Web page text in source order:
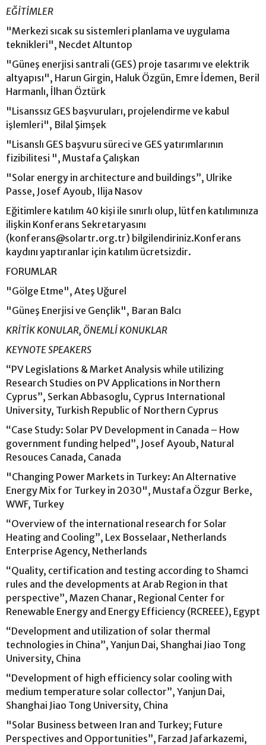
EĞİTİMLER
"Merkezi sıcak su sistemleri planlama ve uygulama
teknikleri", Necdet Altuntop
"Güneş enerjisi santrali (GES) proje tasarımı ve elektrik
altyapısı", Harun Girgin, Haluk Özgün, Emre İdemen, Beril
Harmanlı, İlhan Öztürk
"Lisanssız GES başvuruları, projelendirme ve kabul
işlemleri", Bilal Şimşek
"Lisanslı GES başvuru süreci ve GES yatırımlarının
fizibilitesi ", Mustafa Çalışkan
"Solar energy in architecture and buildings”, Ulrike
Passe, Josef Ayoub, Ilija Nasov
Eğitimlere katılım 40 kişi ile sınırlı olup, lütfen katılımınıza
ilişkin Konferans Sekretaryasını
(konferans@solartr.org.tr) bilgilendiriniz.Konferans
kaydını yaptıranlar için katılım ücretsizdir.
FORUMLAR
"Gölge Etme", Ateş Uğurel
"Güneş Enerjisi ve Gençlik", Baran Balcı
KRİTİK KONULAR, ÖNEMLİ KONUKLAR
KEYNOTE SPEAKERS
“PV Legislations & Market Analysis while utilizing
Research Studies on PV Applications in Northern
Cyprus”, Serkan Abbasoglu, Cyprus International
University, Turkish Republic of Northern Cyprus
“Case Study: Solar PV Development in Canada – How
government funding helped”, Josef Ayoub, Natural
Resouces Canada, Canada
"Changing Power Markets in Turkey: An Alternative
Energy Mix for Turkey in 2030", Mustafa Özgur Berke,
WWF, Turkey
“Overview of the international research for Solar
Heating and Cooling”, Lex Bosselaar, Netherlands
Enterprise Agency, Netherlands
“Quality, certification and testing according to Shamci
rules and the developments at Arab Region in that
perspective”, Mazen Chanar, Regional Center for
Renewable Energy and Energy Efficiency (RCREEE), Egypt
“Development and utilization of solar thermal
technologies in China”, Yanjun Dai, Shanghai Jiao Tong
University, China
“Development of high efficiency solar cooling with
medium temperature solar collector”, Yanjun Dai,
Shanghai Jiao Tong University, China
"Solar Business between Iran and Turkey; Future
Perspectives and Opportunities”, Farzad Jafarkazemi,